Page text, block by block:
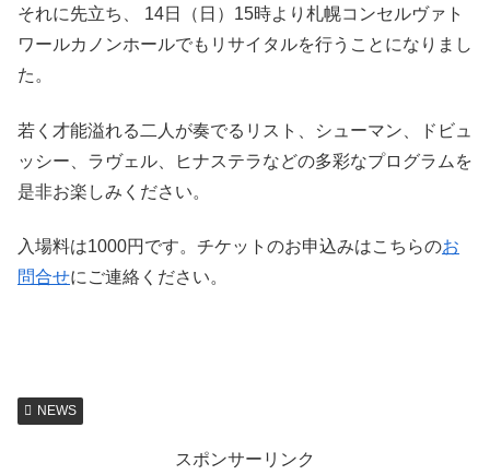
それに先立ち、 14日（日）15時より札幌コンセルヴァト
ワールカノンホールでもリサイタルを行うことになりまし
た。
若く才能溢れる二人が奏でるリスト、シューマン、ドビュ
ッシー、ラヴェル、ヒナステラなどの多彩なプログラムを
是非お楽しみください。
入場料は1000円です。チケットのお申込みはこちらのお
問合せにご連絡ください。
NEWS
スポンサーリンク